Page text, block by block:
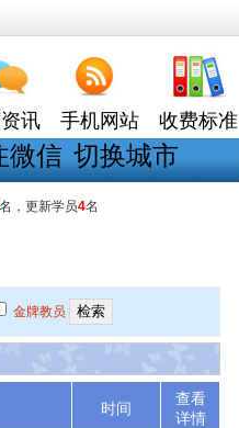
讯 手机网站 收费标准
微信 切换城市
名，更新学员4名
金牌教员
时间
查看
详情